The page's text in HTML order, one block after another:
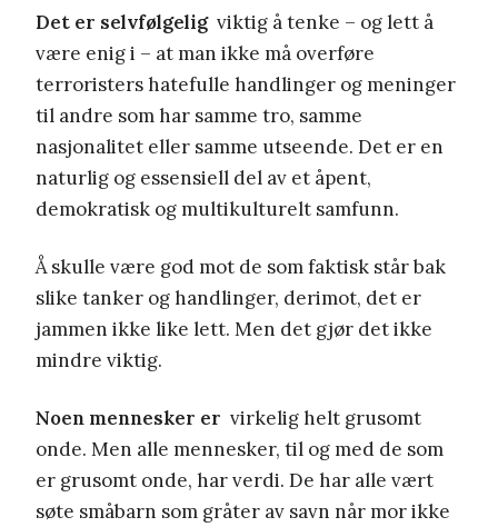
Det er selvfølgeligviktig å tenke – og lett å
være enig i – at man ikke må overføre
terroristers hatefulle handlinger og meninger
til andre som har samme tro, samme
nasjonalitet eller samme utseende. Det er en
naturlig og essensiell del av et åpent,
demokratisk og multikulturelt samfunn.
Å skulle være god mot de som faktisk står bak
slike tanker og handlinger, derimot, det er
jammen ikke like lett. Men det gjør det ikke
mindre viktig.
Noen mennesker er virkelig helt grusomt
onde. Men alle mennesker, til og med de som
er grusomt onde, har verdi. De har alle vært
søte småbarn som gråter av savn når mor ikke